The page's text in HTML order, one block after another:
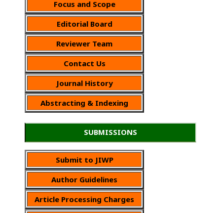
Focus and Scope
Editorial Board
Reviewer Team
Contact Us
Journal History
Abstracting & Indexing
SUBMISSIONS
Submit to JIWP
Author Guidelines
Article Processing Charges